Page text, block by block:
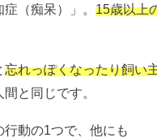
（痴呆）」。 15歳以上
忘れっぽくなったり飼い
と同じです。
動の1つで、他にも